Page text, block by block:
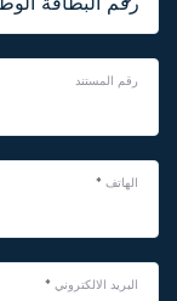
رقم المستند
الهاتف *
البريد الالكتروني *